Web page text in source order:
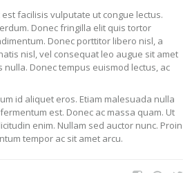
facilisis vulputate ut congue lectus.
Donec fringilla elit quis tortor
Donec porttitor libero nisl, a
nisl, vel consequat leo augue sit amet
Donec tempus euismod lectus, ac
id aliquet eros. Etiam malesuada nulla
est. Donec ac massa quam. Ut
enim. Nullam sed auctor nunc. Proin
tempor ac sit amet arcu.